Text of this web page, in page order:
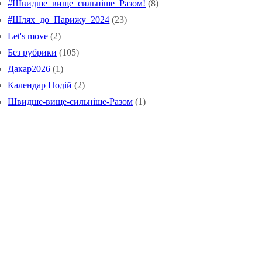
#Швидше_вище_сильніше_Pазом! (8)
#Шлях_до_Парижу_2024 (23)
Let's move (2)
Без рубрики (105)
Дакар2026 (1)
Календар Подій (2)
Швидше-вище-сильніше-Разом (1)